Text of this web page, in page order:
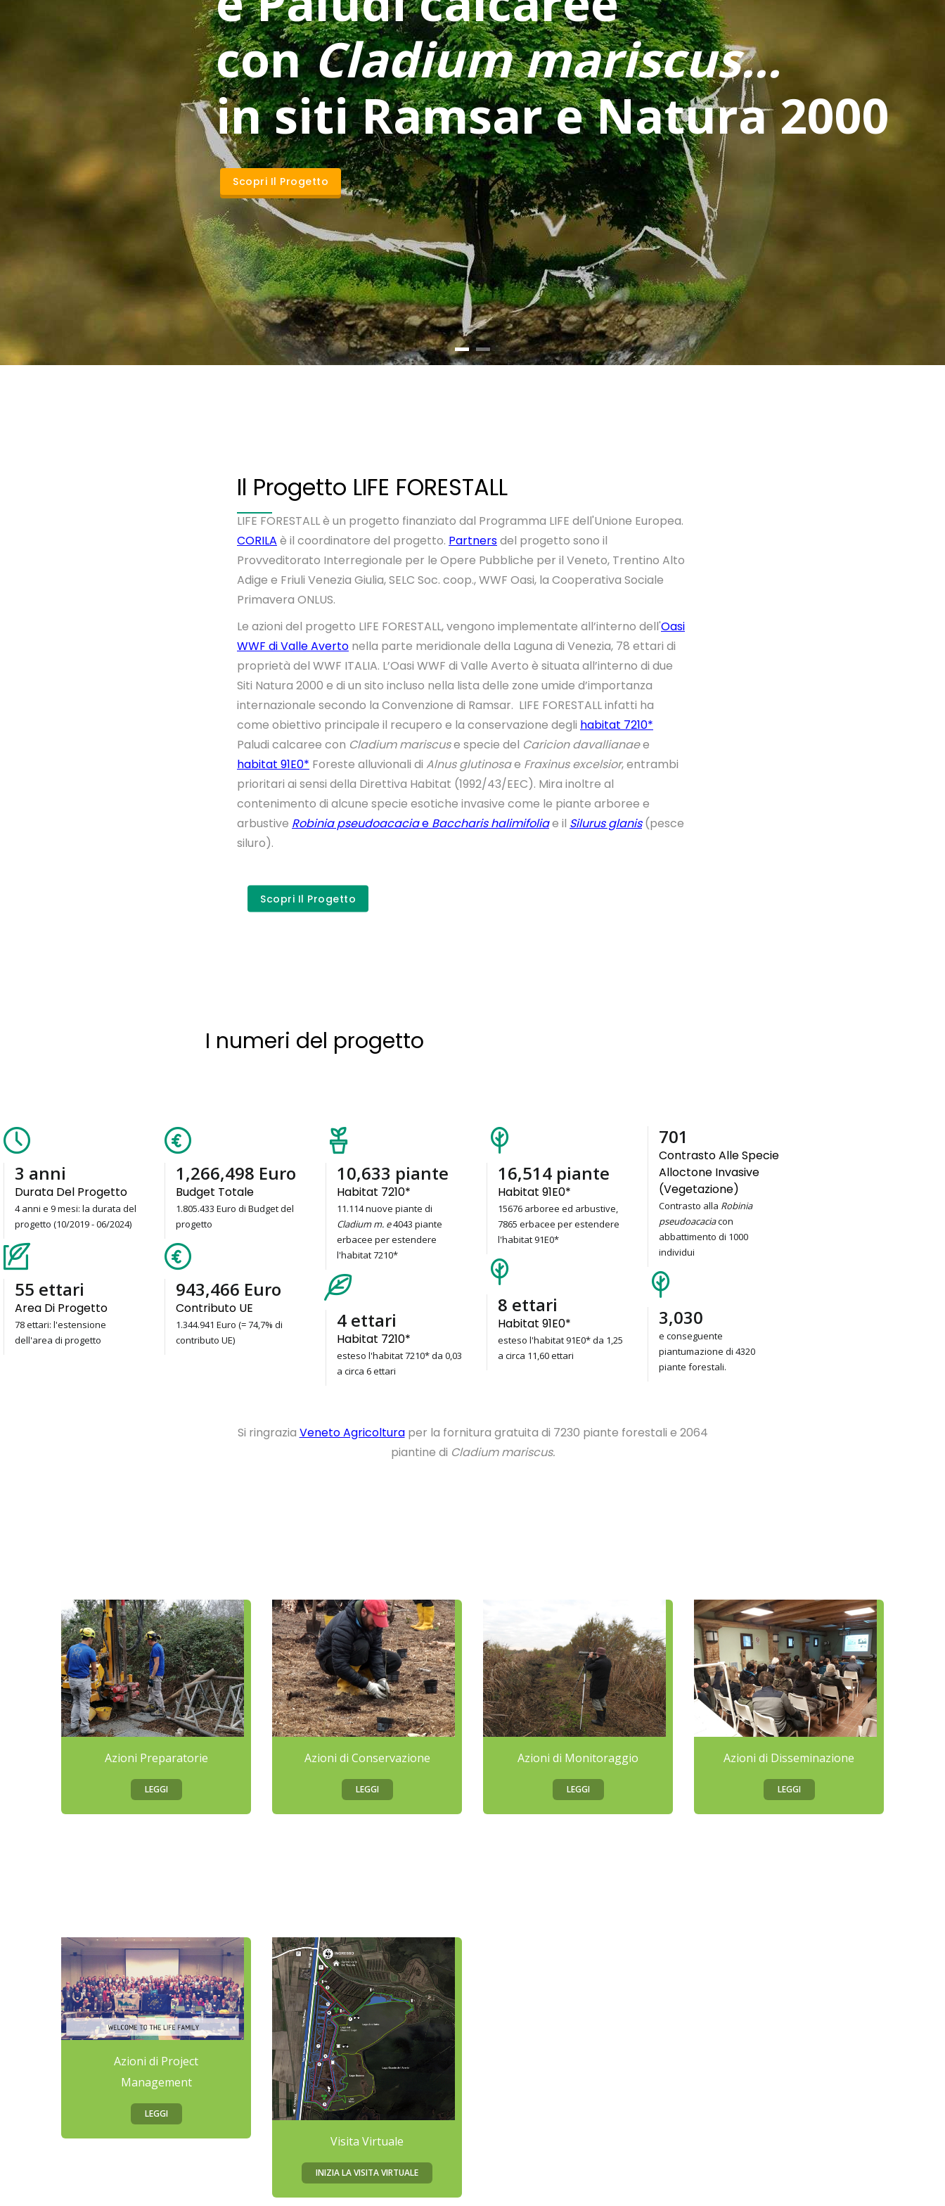
conCladium mariscus...
in siti Ramsar e Natura 2000
Scopri Il Progetto
Il Progetto LIFE FORESTALL
LIFE FORESTALL è un progetto finanziato dal Programma LIFE dell'Unione Europea.
CORILA è il coordinatore del progetto. Partnersdel progetto sono il
Provveditorato Interregionale per le Opere Pubbliche per il Veneto, Trentino Alto
Adige e Friuli Venezia Giulia, SELC Soc. coop., WWF Oasi, la Cooperativa Sociale
Primavera ONLUS.
Le azioni del progetto LIFE FORESTALL, vengono implementate all’interno dell'Oasi
WWF di Valle Averto nella parte meridionale della Laguna di Venezia, 78 ettari di
proprietà del WWF ITALIA. L’Oasi WWF di Valle Averto è situata all’interno di due
Siti Natura 2000 e di un sito incluso nella lista delle zone umide d’importanza
internazionale secondo la Convenzione di Ramsar. LIFE FORESTALL infatti ha
come obiettivo principale il recupero e la conservazione degli habitat 7210*
Paludi calcaree con Cladium mariscuse specie del Caricion davallianaee
habitat 91E0* Foreste alluvionali di Alnus glutinosae Fraxinus excelsior, entrambi
prioritari ai sensi della Direttiva Habitat (1992/43/EEC). Mira inoltre al
contenimento di alcune specie esotiche invasive come le piante arboree e
arbustive Robinia pseudoacaciae Baccharis halimifoliae il Silurus glanis(pesce
siluro).
Scopri Il Progetto
I numeri del progetto
4 anni
Durata Del Progetto
4 anni e 9 mesi: la durata del
progetto (10/2019 - 06/2024)
78 ettari
Area Di Progetto
78 ettari: l'estensione
dell'area di progetto
1,805,433 Euro
Budget Totale
1.805.433 Euro di Budget del
progetto
1,344,941Euro
Contributo UE
1.344.941 Euro (= 74,7% di
contributo UE)
15,157 piante
Habitat 7210*
11.114 nuove piante di
Cladium m. e4043 piante
erbacee per estendere
l'habitat 7210*
6 ettari
Habitat 7210*
esteso l'habitat 7210* da 0,03
a circa 6 ettari
23,541 piante
Habitat 91E0*
15676 arboree ed arbustive,
7865 erbacee per estendere
l'habitat 91E0*
11ettari
Habitat 91E0*
esteso l'habitat 91E0* da 1,25
a circa 11,60 ettari
1,000
Contrasto Alle Specie
Alloctone Invasive
(vegetazione)
Contrasto alla Robinia
pseudoacaciacon
abbattimento di 1000
individui
4,320
e conseguente
piantumazione di 4320
piante forestali.
Si ringrazia Veneto Agricolturaper la fornitura gratuita di 7230 piante forestali e 2064
piantine di Cladium mariscus.
Azioni Preparatorie
LEGGI
Azioni di Conservazione
LEGGI
Azioni di Monitoraggio
LEGGI
Azioni di Disseminazione
LEGGI
Azioni di Project
Management
LEGGI
Visita Virtuale
INIZIA LA VISITA VIRTUALE